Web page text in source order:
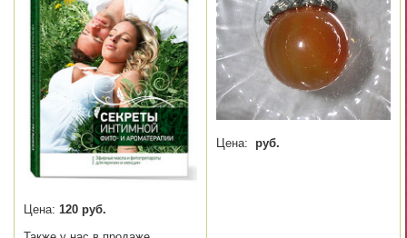
Цена: 120 руб.
Цена: руб.